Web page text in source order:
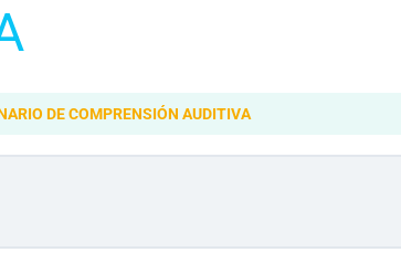
DE COMPRENSIÓN AUDITIVA